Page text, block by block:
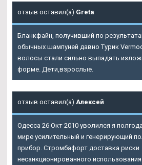
отзыв оставил(а) Greta
Бланкфайн, получивший по
обычных шампуней давно Турик
волосы стали сильно выпадать
форме. Дети,взрослые.
отзыв оставил(а) Алексей
Одесса 26 Окт 2010 уволился я
мире усилительный и генерирующий
прибор. Стромбафорт доставка риски
несанкционированного